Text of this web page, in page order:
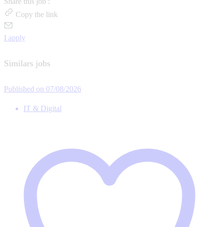
Copy the link
I apply
Similars jobs
Published on 07/08/2026
IT & Digital